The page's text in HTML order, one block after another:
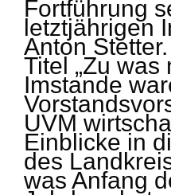
Fortführung
letztjährigen
Anton
Titel „Zu was
Imstande
UVM
Einblicke in
des
was Anfang